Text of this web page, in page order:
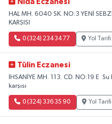
Nida Eczanesi
HAL MH. 6040 SK. NO:3 YENİ
KARŞISI
0 (324) 234 34 77 Yol Tarifi
Tülin Eczanesi
İHSANİYE MH. 113. CD. NO:19 E
karşısı
0 (324) 336 35 90 Yol Tarifi